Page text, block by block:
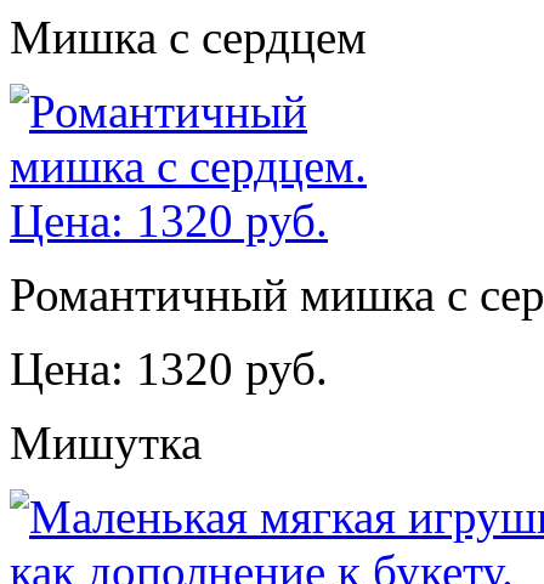
Мишка с сердцем
Романтичный мишка с
Цена: 1320 руб.
Мишутка